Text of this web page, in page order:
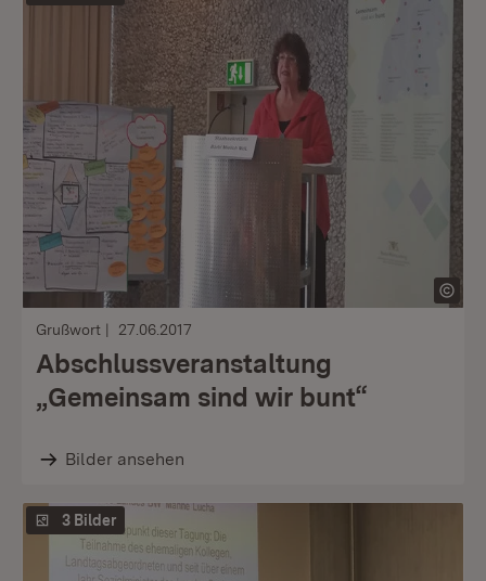
Grußwort 27.06.2017
Abschlussveranstaltung
„Gemeinsam sind wir bunt“
Bilder ansehen
3 Bilder